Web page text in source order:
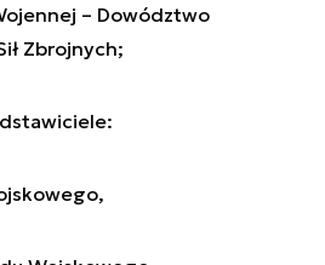
– Dowództwo
Zbrojnych;